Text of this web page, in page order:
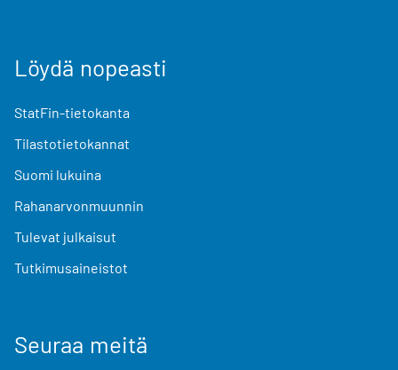
Löydä nopeasti
StatFin-tietokanta
Tilastotietokannat
Suomi lukuina
Rahanarvonmuunnin
Tulevat julkaisut
Tutkimusaineistot
Seuraa meitä